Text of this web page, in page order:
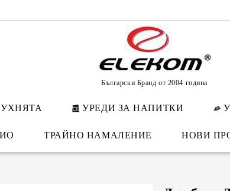
Български Бранд от 2004 година
УРЕДИ ЗА НАПИТКИ
ТРАЙНО НАМАЛЕНИЕ НОВИ